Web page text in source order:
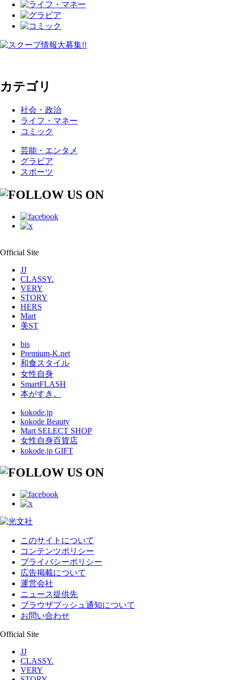
カテゴリ
社会・政治
ライフ・マネー
コミック
芸能・エンタメ
グラビア
スポーツ
Official Site
JJ
CLASSY.
VERY
STORY
HERS
Mart
美ST
bis
Premium-K.net
和食スタイル
女性自身
SmartFLASH
本がすき。
kokode.jp
kokode Beauty
Mart SELECT SHOP
女性自身百貨店
kokode.jp GIFT
このサイトについて
コンテンツポリシー
プライバシーポリシー
広告掲載について
運営会社
ニュース提供先
ブラウザプッシュ通知について
お問い合わせ
Official Site
JJ
CLASSY.
VERY